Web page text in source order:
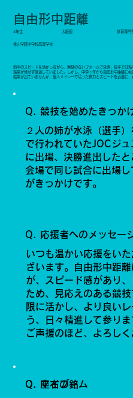
自由形中距離
4年生 大阪府 体育専門
桃山学院中学校高等学校
Q. 競技を始めたきっか
２人の姉が水泳（選手
で行われていたJOCジ
に出場、決勝進出した
会場で同じ試合に出場
がきっかけです。
Q. 座右の銘
Q. マイブーム
Q. 応援者へのメッセー
いつも温かい応援をい
ざいます。自由形中距
が、スピード感があり
ため、見応えのある競
限に活かし、より良い
う、日々精進して参り
ご声援のほど、よろしく
前半のスピードを活かしながら、無駄のないフォームで泳ぎ、後半では
結果が残せず低迷していました。しかし、中学３年から自由形中距離に
結果が出ていませんが、個人メドレーで培った体力とスピードを武器に